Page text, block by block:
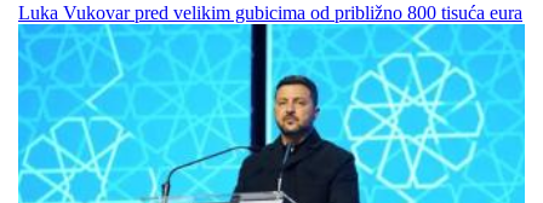
Luka Vukovar pred velikim gubicima od približno 800 tisuća eura